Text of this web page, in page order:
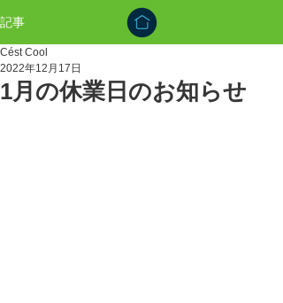
記事
1月の休業日のお知らせ
Cést Cool
2022年12月17日